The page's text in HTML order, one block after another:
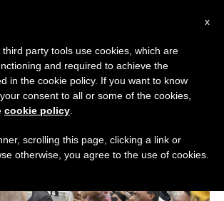
x
party tools use cookies, which are
and required to achieve the
in the cookie policy. If you want to know
consent to all or some of the cookies,
cookie policy
scrolling this page, clicking a link or
otherwise, you agree to the use of cookies.